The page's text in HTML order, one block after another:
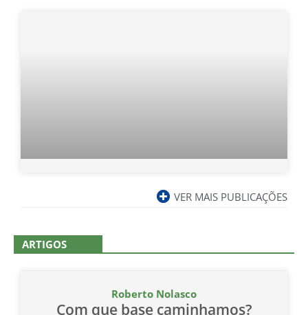
VER MAIS PUBLICAÇÕES
ARTIGOS
Roberto Nolasco
Com que base caminhamos?